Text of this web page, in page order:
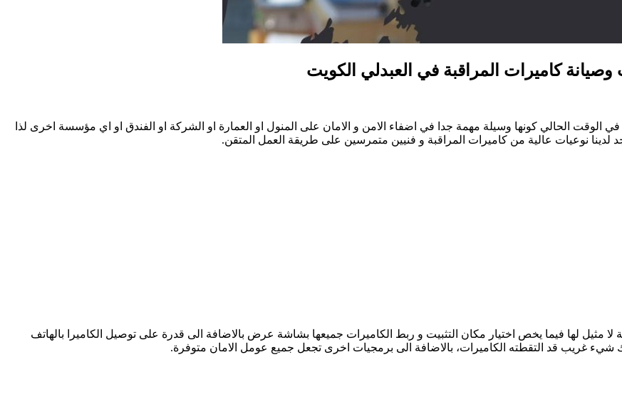
الوقت الحالي كونها وسيلة مهمة جدا في اضفاء الامن و الامان على المنول او العمارة او الشركة او الفندق او اي مؤسسة اخرى لذا
لدينا نوعيات عالية من كاميرات المراقبة و فنيين متمرسين على طريقة العمل المتقن.
لا مثيل لها فيما يخص اختيار مكان التثبيت و ربط الكاميرات جميعها بشاشة عرض بالاضافة الى قدرة على توصيل الكاميرا بالهاتف
شيء غريب قد التقطته الكاميرات، بالاضافة الى برمجيات اخرى تجعل جميع عومل الامان متوفرة.